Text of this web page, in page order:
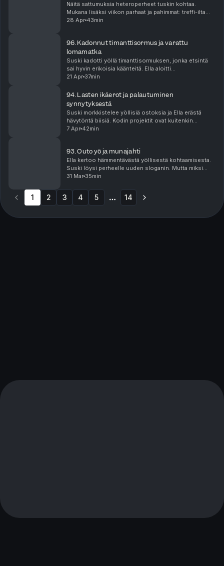
Näitä sattumuksia heteroperheet tuskin kohtaa.
Mukana lisäksi viikon parhaat ja pahimmat: treffi-ilta
piristi, mutta nyt naapurisopu on vaarassa. Puhutaan
28 Apr 43min
96. Kadonnut timanttisormus ja varattu
lomamatka
Suski kadotti yöllä timanttisormuksen, jonka etsintä
sai hyvin erikoisia käänteitä. Ella aloitti
juoksuharrastuksen. Viikkoon mahtui myös keväisiä
21 Apr 37min
94. Lasten ikäerot ja palautuminen
synnytyksestä
Suski morkkistelee yöllisiä ostoksia ja Ella erästä
hävytöntä biisiä. Kodin projektit ovat kuitenkin
edenneet, halleluja! Kerrotaan myös, miltä meidän
7 Apr 42min
93. Outo yö ja munajahti
Ella kertoo hämmentävästä yöllisestä kohtaamisesta.
Suski löysi perheelle uuden sloganin. Mutta miksi
leikkikehä kuumentaa tunteet? Puhutaan myös
sateenka...
31 Mar 35min
1 2 3 4 5 14